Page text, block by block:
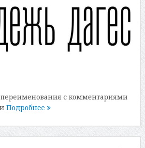
переименования с комментариями
Подробнее